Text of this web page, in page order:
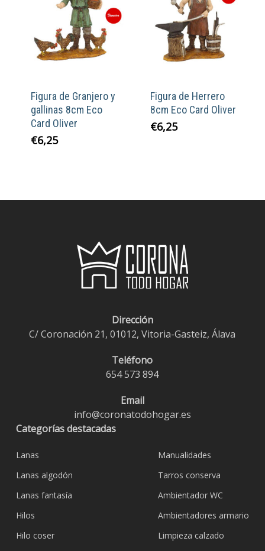
Figura de Granjero y
gallinas 8cm Eco
Card Oliver
€6,25
Figura de Herrero
8cm Eco Card Oliver
€6,25
Dirección
C/ Coronación 21, 01012, Vitoria-Gasteiz, Álava
Teléfono
654 573 894
Email
info@coronatodohogar.es
Categorías destacadas
Lanas
Lanas algodón
Lanas fantasía
Hilos
Hilo coser
Manualidades
Tarros conserva
Ambientador WC
Ambientadores armario
Limpieza calzado